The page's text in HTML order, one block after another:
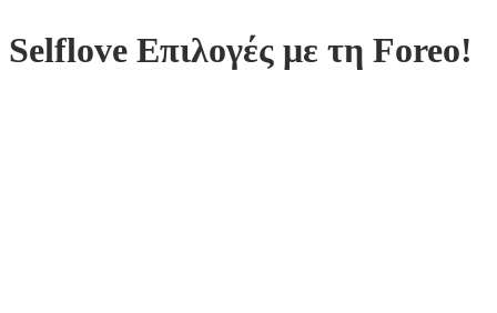
Selflove Επιλογές με τη Foreo!